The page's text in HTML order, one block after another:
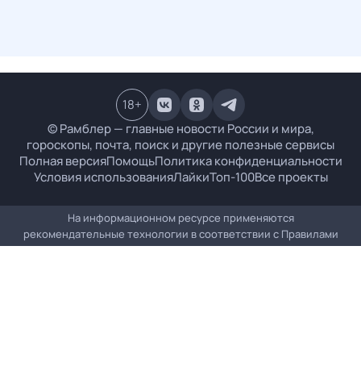
© Рамблер — главные новости России и мира,
гороскопы, почта, поиск и другие полезные сервисы
Полная версияПомощьПолитика конфиденциальности
Условия использованияЛайкиТоп-100Все проекты
18+
На информационном ресурсе применяются
рекомендательные технологии в соответствии с Правилами